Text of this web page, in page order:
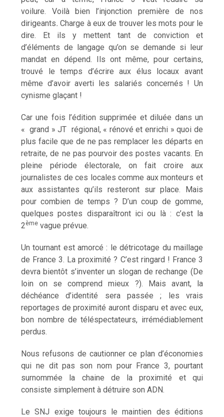
voilure. Voilà bien l’injonction première de nos
dirigeants. Charge à eux de trouver les mots pour le
dire. Et ils y mettent tant de conviction et
d’éléments de langage qu’on se demande si leur
mandat en dépend. Ils ont même, pour certains,
trouvé le temps d’écrire aux élus locaux avant
même d’avoir averti les salariés concernés ! Un
cynisme glaçant !
Car une fois l’édition supprimée et diluée dans un
« grand » JT régional, « rénové et enrichi » quoi de
plus facile que de ne pas remplacer les départs en
retraite, de ne pas pourvoir des postes vacants. En
pleine période électorale, on fait croire aux
journalistes de ces locales comme aux monteurs et
aux assistantes qu’ils resteront sur place. Mais
pour combien de temps ? D’un coup de gomme,
quelques postes disparaîtront ici ou là : c’est la
2ème vague prévue.
Un tournant est amorcé : le détricotage du maillage
de France 3. La proximité ? C’est ringard ! France 3
devra bientôt s’inventer un slogan de rechange (De
loin on se comprend mieux ?). Mais avant, la
déchéance d’identité sera passée ; les vrais
reportages de proximité auront disparu et avec eux,
bon nombre de téléspectateurs, irrémédiablement
perdus.
Nous refusons de cautionner ce plan d’économies
qui ne dit pas son nom pour France 3, pourtant
surnommée la chaine de la proximité et qui
consiste simplement à détruire son ADN.
Le SNJ exige toujours le maintien des éditions